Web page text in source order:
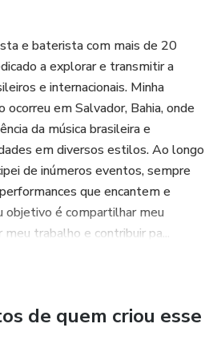
e baterista com mais de 20
a explorar e transmitir a
e internacionais. Minha
ocorreu em Salvador, Bahia, onde
da música brasileira e
em diversos estilos. Ao longo
de inúmeros eventos, sempre
que encantem e
objetivo é compartilhar meu
trabalho e contribuir pa...
de quem criou esse